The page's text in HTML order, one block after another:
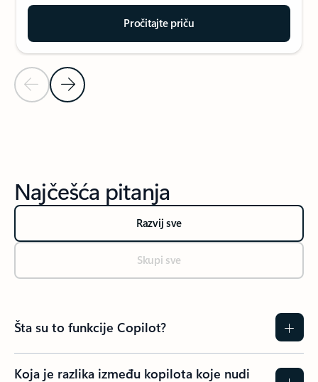
Prethodni slajdSledeći slajd
Pročitajte priču
Najčešća pitanja
Razvij sve
Skupi sve
Šta su to funkcije Copilot?
Koja je razlika između kopilota koje nudi